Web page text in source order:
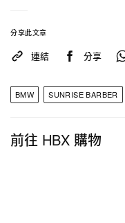
分享此文章
連結 分享
BMW SUNRISE BARBER
前往 HBX 購物